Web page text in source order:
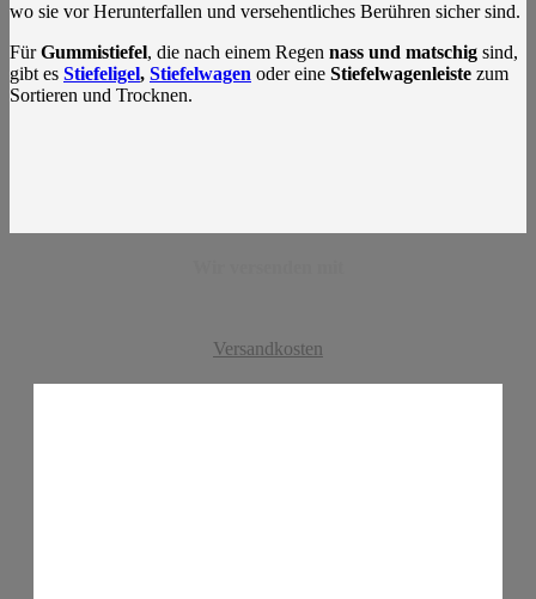
wo sie vor Herunterfallen und versehentliches Berühren sicher sind.
FürGummistiefel, die nach einem Regen nass und matschig sind,
gibt es Stiefeligel, Stiefelwagen oder eine Stiefelwagenleiste zum
Sortieren und Trocknen.
Versandkosten